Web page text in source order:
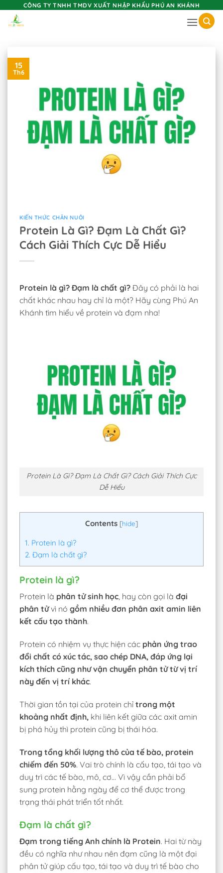
CÔNG TY TNHH TMDV XUẤT NHẬP KHẨU PHÚ AN KHÁNH
15
Th6
KIẾN THỨC CHĂN NUÔI
Protein Là Gì? Đạm Là Chất Gì?
Cách Giải Thích Cực Dễ Hiểu
Protein là gì? Đạm là chất gì? Đây có phải là hai
chất khác nhau hay chỉ là một? Hãy cùng Phú An
Khánh tìm hiểu về protein và đạm nha!
Protein Là Gì? Đạm Là Chất Gì? Cách Giải Thích Cực
Dễ Hiểu
Contents [hide]
1. Protein là gì?
2. Đạm là chất gì?
Protein là gì?
Protein là phân tử sinh học, hay còn gọi là đại
phân tửvì nó gồm nhiều đơn phân axit amin liên
kết cấu tạo thành.
Protein có nhiệm vụ thực hiện các phản ứng trao
đổi chất có xúc tác, sao chép DNA, đáp ứng lại
kích thích cũng như vận chuyển phân tử từ vị trí
này đến vị trí khác.
Thời gian tồn tại của protein chỉ trong một
khoảng nhất định, khi liên kết giữa các axit amin
bị phá hủy thì protein cũng bị thái hóa.
Trong tổng khối lượng thô của tế bào, protein
chiếm đến 50%. Vai trò chính là cấu tạo, tái tạo và
duy trì các tế bào, mô, cơ… Vì vậy cần phải bổ
sung protein hằng ngày để cơ thể được trong
trạng thái phát triển tốt nhất.
Đạm là chất gì?
Đạm trong tiếng Anh chính là Protein. Hai từ này
đều có nghĩa như nhau nên đạm cũng là một đại
phân tử giúp cấu tạo, tái tạo và duy trì tế bào cho